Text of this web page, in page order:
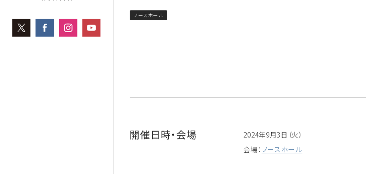
ノースホール
開催日時・会場
2024年9月3日（火）
会場： ノースホール